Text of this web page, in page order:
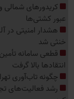
کریدورهای شمالی
عبور کشتی‌ها
هشدار امنیتی در
خنثی شد
قطعی سامانه
انتقادها بالا گرفت
چگونه تاب‌آوری